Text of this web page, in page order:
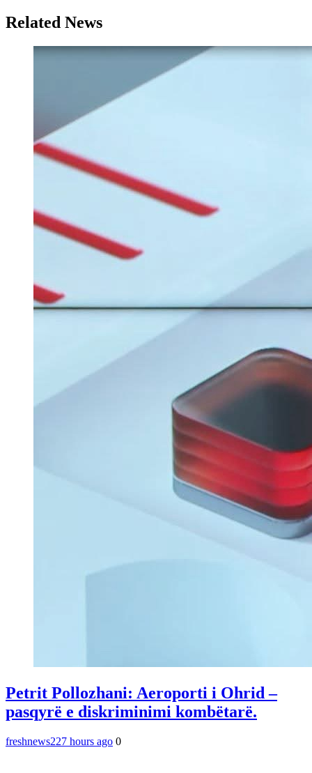
Related News
Petrit Pollozhani: Aeroporti i Ohrid –
pasqyrë e diskriminimi kombëtarë.
freshnews227 hours ago 0